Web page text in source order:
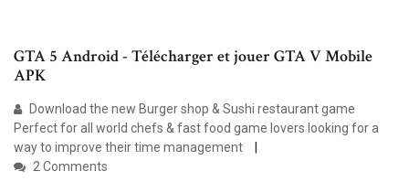
GTA 5 Android - Télécharger et jouer GTA V Mobile
APK
Download the new Burger shop & Sushi restaurant game
Perfect for all world chefs & fast food game lovers looking for a
way to improve their time management
2 Comments